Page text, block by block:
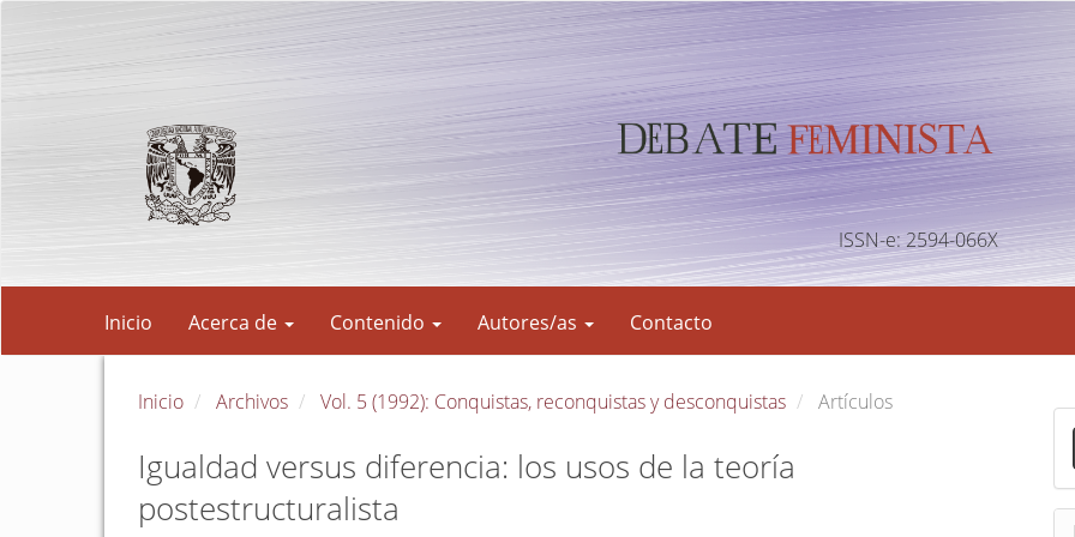
principal
ISSN-e: 2594-066X
Inicio Acerca de Contenido Autores/as Contacto
Inicio Archivos Vol. 5 (1992): Conquistas, reconquistas y desconquistas Artículos
Igualdad versus diferencia: los usos de la teoría
postestructuralista
E
v
i